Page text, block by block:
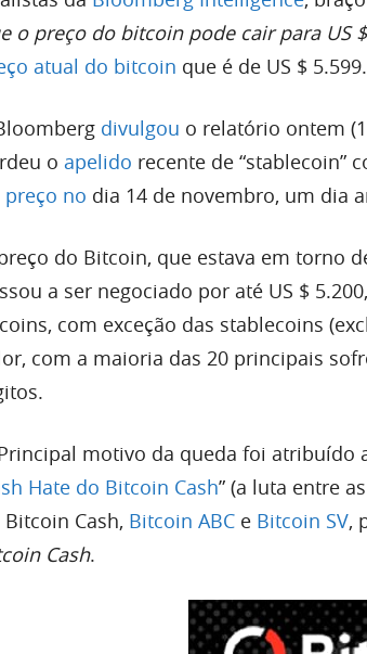
o preço do bitcoin pode cair para US $
atual do bitcoin que é de US $ 5.599.
divulgou o relatório ontem
o apelido recente de “stablecoin”
preço no dia 14 de novembro, um dia
do Bitcoin, que estava em torno
a ser negociado por até US $
com exceção das stablecoins
com a maioria das 20 principais
motivo da queda foi atribuído
Hate do Bitcoin Cash” (a luta entre
Bitcoin Cash, Bitcoin ABC e Bitcoin SV,
Cash.